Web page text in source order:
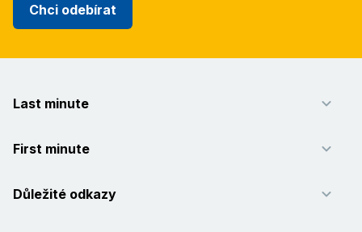
Chci odebírat
Last minute
First minute
Důležité odkazy